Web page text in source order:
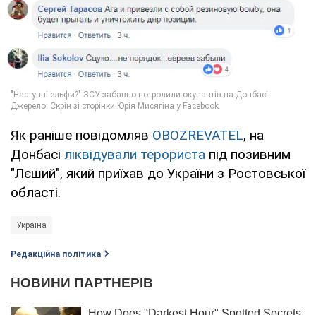
Як раніше повідомляв OBOZREVATEL, на
Донбасі ліквідували терориста під позивним
"Лєший", який приїхав до України з Ростовської
області.
Україна
Редакційна політика